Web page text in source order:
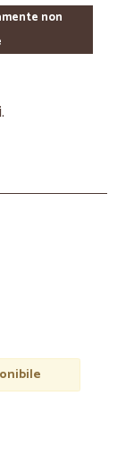
non